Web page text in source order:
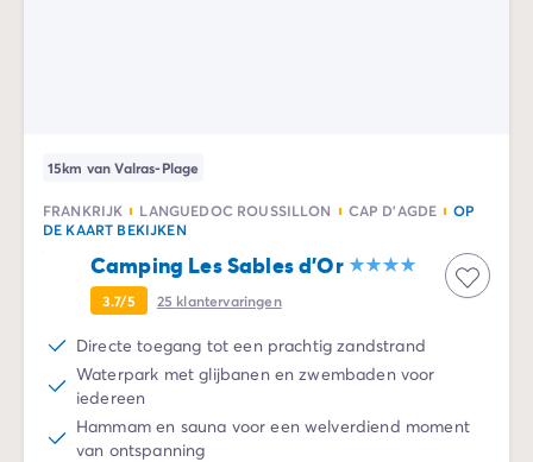
15km van Valras-Plage
FRANKRIJK LANGUEDOC ROUSSILLON CAP D'AGDE
OP
DE KAART BEKIJKEN
Camping Les Sables d'Or
3.7/5 25 klantervaringen
Directe toegang tot een prachtig zandstrand
Waterpark met glijbanen en zwembaden voor
iedereen
Hammam en sauna voor een welverdiend moment
van ontspanning